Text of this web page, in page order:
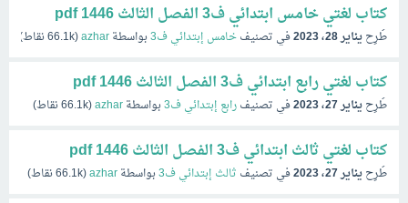
كتاب لغتي خامس ابتدائي ف3 الفصل الثالث 1446 pdf
طُرِحيناير 28، 2023 في تصنيفخامس إبتدائي ف3 بواسطةazhar
(
66.1kنقاط)
كتاب لغتي رابع ابتدائي ف3 الفصل الثالث 1446 pdf
طُرِحيناير 27، 2023 في تصنيفرابع إبتدائي ف3 بواسطةazhar
(
66.1kنقاط)
كتاب لغتي ثالث ابتدائي ف3 الفصل الثالث 1446 pdf
طُرِحيناير 27، 2023 في تصنيف ثالث إبتدائي ف3 بواسطةazhar
(
66.1kنقاط)